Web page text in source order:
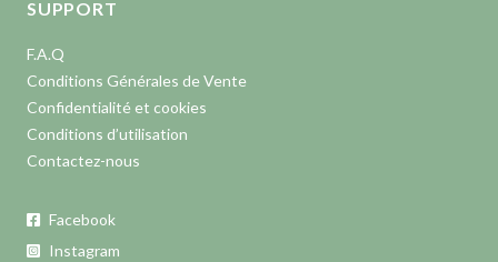
SUPPORT
F.A.Q
Conditions Générales de Vente
Confidentialité et cookies
Conditions d’utilisation
Contactez-nous
Facebook
Instagram